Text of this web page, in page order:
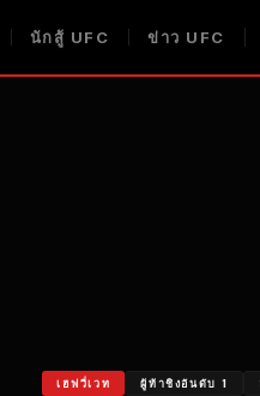
นักสู้ UFC ข่าว UFC
เฮฟวี่เวท ผู้ท้าชิงอันดับ 1